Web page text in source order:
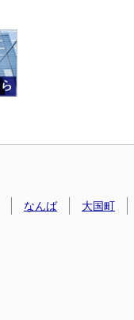
なんば 大国町